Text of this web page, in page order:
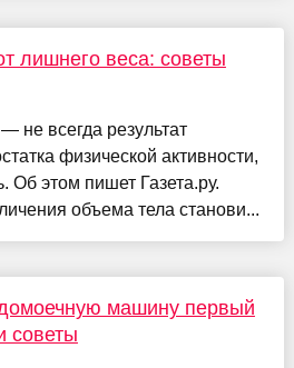
лишнего веса: советы
не всегда результат
физической активности,
Об этом пишет Газета.ру.
объема тела станови...
машину первый
советы